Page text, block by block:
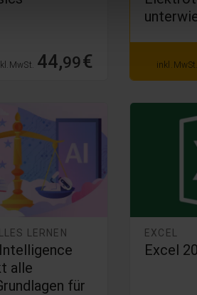
MwSt. 44,99€ inkl. MwSt.
LERNEN
alle
für
EXCEL
Excel